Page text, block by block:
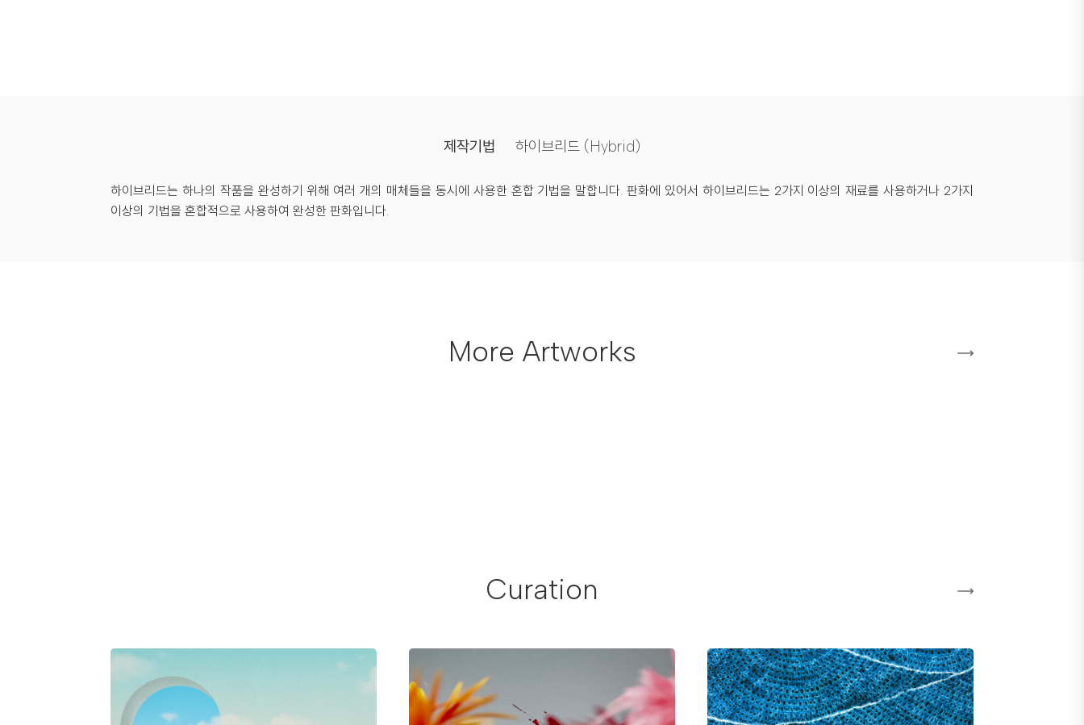
제작기법 하이브리드 (Hybrid)
하이브리드는 하나의 작품을 완성하기 위해 여러 개의 매체들을 동시에 사용한 혼합 기법을 말합니다. 판화에 있어서 하이브리드는 2가지 이상의 재료를 사용하거나 2가지
이상의 기법을 혼합적으로 사용하여 완성한 판화입니다.
More Artworks
Curation